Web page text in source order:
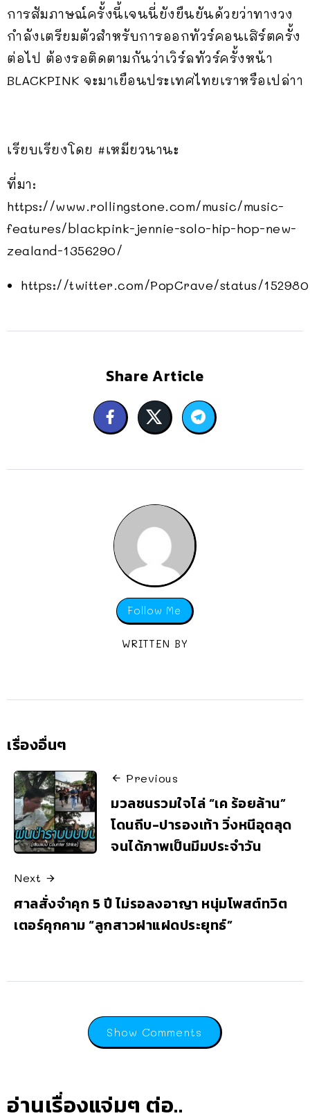
การสัมภาษณ์ครั้งนี้เจนนี่ยังยืนยันด้วยว่าทางวง
กำลังเตรียมตัวสำหรับการออกทัวร์คอนเสิร์ตครั้ง
ต่อไป ต้องรอติดตามกันว่าเวิร์ลทัวร์ครั้งหน้า
BLACKPINK จะมาเยือนประเทศไทยเราหรือเปล่าา
เรียบเรียงโดย #เหมียวนานะ
ที่มา:
https://www.rollingstone.com/music/music-
features/blackpink-jennie-solo-hip-hop-new-
zealand-1356290/
https://twitter.com/PopCrave/status/
Share Article
Follow Me
WRITTEN BY
เรื่องอื่นๆ
Previous
มวลชนรวมใจไล่ “เค ร้อยล้าน”
โดนถีบ-ปารองเท้า วิ่งหนีอุตลุด
จนได้ภาพเป็นมีมประจำวัน
Next
ศาลสั่งจำคุก 5 ปี ไม่รอลงอาญา หนุ่มโพสต์ทวิต
เตอร์คุกคาม “ลูกสาวฝาแฝดประยุทธ์”
Show Comments
อ่านเรื่องแจ่มๆ ต่อ..